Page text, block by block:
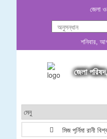
জেলা
শনিবার,
জেলা
মিজ পূর্নিমা রানী